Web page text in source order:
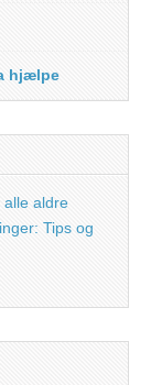
hjælpe
aldre
Tips og